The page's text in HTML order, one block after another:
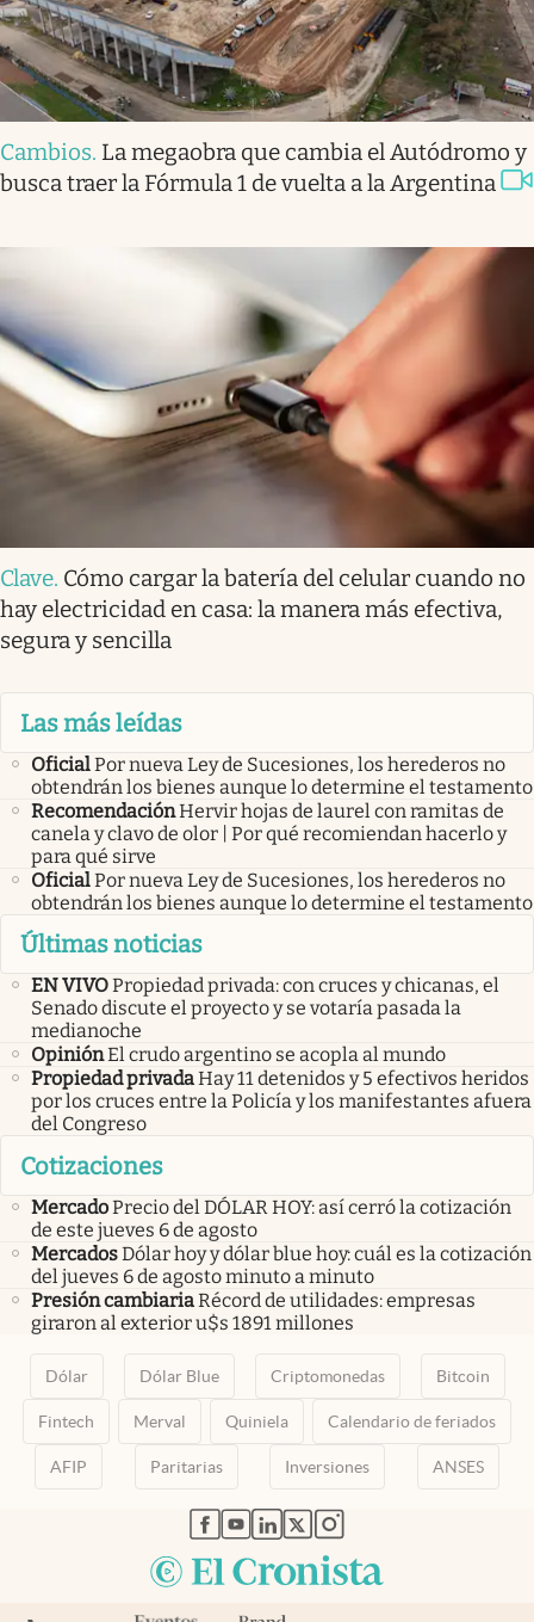
Cambios. La megaobra que cambia el Autódromo y
busca traer la Fórmula 1 de vuelta a la Argentina
Clave. Cómo cargar la batería del celular cuando no
hay electricidad en casa: la manera más efectiva,
segura y sencilla
Las más leídas
OficialPor nueva Ley de Sucesiones, los herederos no
obtendrán los bienes aunque lo determine el testamento
RecomendaciónHervir hojas de laurel con ramitas de
canela y clavo de olor | Por qué recomiendan hacerlo y
para qué sirve
OficialPor nueva Ley de Sucesiones, los herederos no
obtendrán los bienes aunque lo determine el testamento
Últimas noticias
EN VIVOPropiedad privada: con cruces y chicanas, el
Senado discute el proyecto y se votaría pasada la
medianoche
OpiniónEl crudo argentino se acopla al mundo
Propiedad privadaHay 11 detenidos y 5 efectivos heridos
por los cruces entre la Policía y los manifestantes afuera
del Congreso
Cotizaciones
MercadoPrecio del DÓLAR HOY: así cerró la cotización
de este jueves 6 de agosto
MercadosDólar hoy y dólar blue hoy: cuál es la cotización
del jueves 6 de agosto minuto a minuto
Presión cambiariaRécord de utilidades: empresas
giraron al exterior u$s 1891 millones
Dólar Dólar Blue Criptomonedas Bitcoin
Fintech Merval Quiniela Calendario de feriados
AFIP Paritarias Inversiones ANSES
abre en nueva pestaña
abre en nueva pestaña
abre en nueva pestaña
abre en nueva pestaña
abre en nueva pestaña